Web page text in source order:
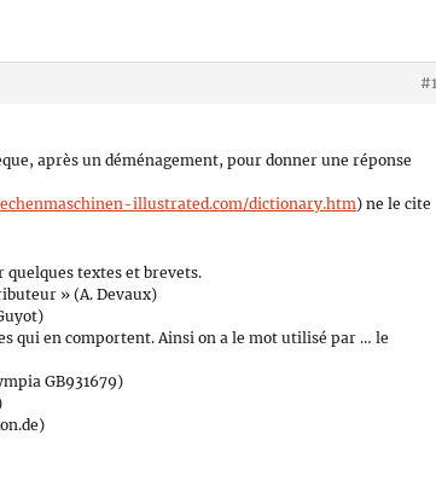
après un déménagement, pour donner une réponse
illustrated.com/dictionary.htm) ne le cite
quelques textes et brevets.
» (A. Devaux)
qui en comportent. Ainsi on a le mot utilisé par … le
GB931679)